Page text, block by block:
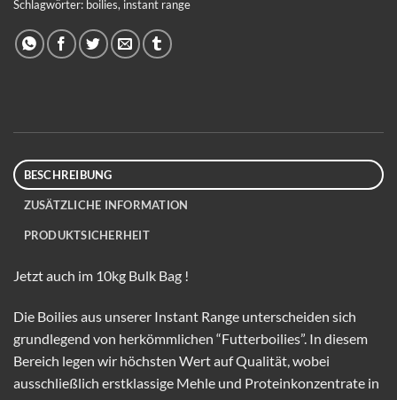
Schlagwörter: boilies, instant range
BESCHREIBUNG
ZUSÄTZLICHE INFORMATION
PRODUKTSICHERHEIT
Jetzt auch im 10kg Bulk Bag !
Die Boilies aus unserer Instant Range unterscheiden sich
grundlegend von herkömmlichen “Futterboilies”. In diesem
Bereich legen wir höchsten Wert auf Qualität, wobei
ausschließlich erstklassige Mehle und Proteinkonzentrate in